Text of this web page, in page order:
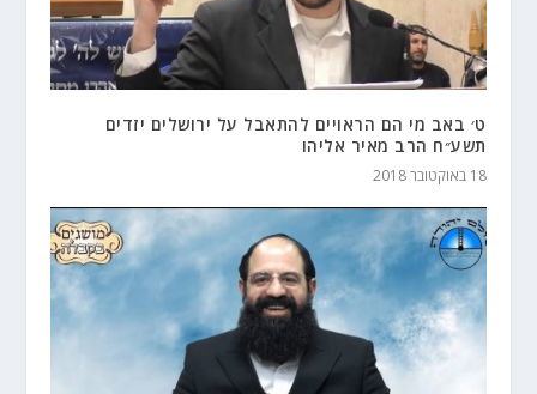
ט׳ באב מי הם הראויים להתאבל על ירושלים יזדים
תשע״ח הרב מאיר אליהו
18 באוקטובר 2018